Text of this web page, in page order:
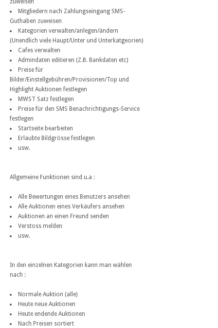
zuweisen
Mitgliedern nach Zahlungseingang SMS-
Guthaben zuweisen
Kategorien verwalten/anlegen/ändern
(Unendlich viele Haupt/Unter und Unterkatgeorien)
Cafes verwalten
Admindaten editieren (Z.B. Bankdaten etc)
Preise für
Bilder/Einstellgebühren/Provisionen/Top und
Highlight Auktionen festlegen
MWST Satz festlegen
Preise für den SMS Benachrichtigungs-Service
festlegen
Startseite bearbeiten
Erlaubte Bildgrösse festlegen
usw.
Allgemeine Funktionen sind u.a :
Alle Bewertungen eines Benutzers ansehen
Alle Auktionen eines Verkäufers ansehen
Auktionen an einen Freund senden
Verstoss melden
usw.
In den einzelnen Kategorien kann man wählen
nach :
Normale Auktion (alle)
Heute neue Auktionen
Heute endende Auktionen
Nach Preisen sortiert